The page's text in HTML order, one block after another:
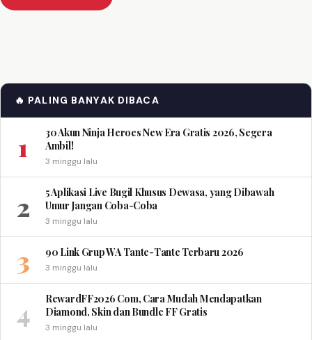
🔥 PALING BANYAK DIBACA
1
30 Akun Ninja Heroes New Era Gratis 2026, Segera
Ambil!
3 minggu lalu
2
5 Aplikasi Live Bugil Khusus Dewasa, yang Dibawah
Umur Jangan Coba-Coba
3 minggu lalu
3 90 Link Grup WA Tante-Tante Terbaru 2026
3 minggu lalu
4
RewardFF2026 Com, Cara Mudah Mendapatkan
Diamond, Skin dan Bundle FF Gratis
3 minggu lalu